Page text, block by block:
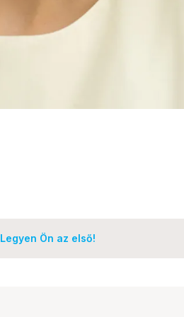
Legyen Ön az első!